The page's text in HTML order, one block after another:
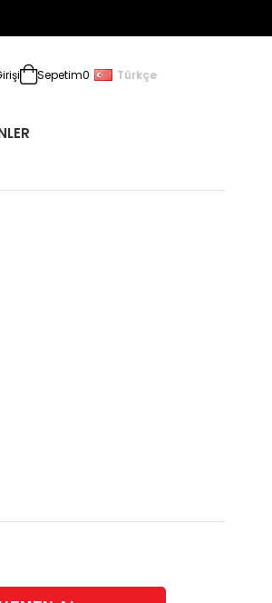
Sepetim0 Türkçe